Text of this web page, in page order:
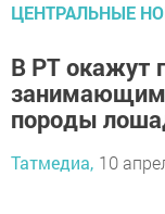
ЦЕНТРАЛЬНЫЕ
В РТ окажут
породы
Татмедиа, 10